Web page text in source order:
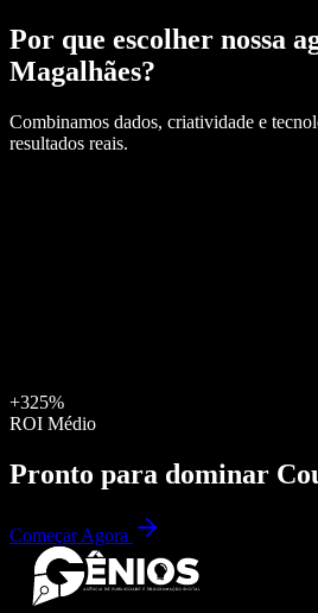
Por que escolher nossa
Magalhães?
Combinamos dados, criatividade e
resultados reais.
+325%
ROI Médio
Pronto para dominar
Começar Agora